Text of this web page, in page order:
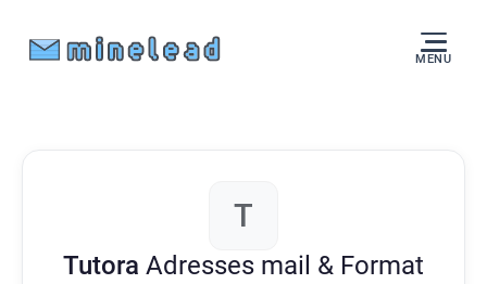
MENU
T
Tutora Adresses mail & Format